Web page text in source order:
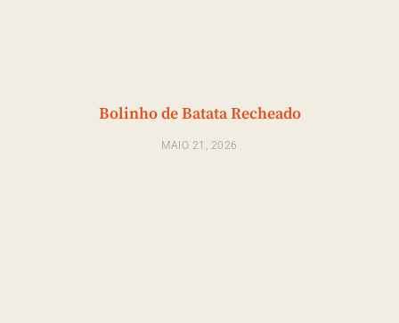
Bolinho de Batata Recheado
MAIO 21, 2026